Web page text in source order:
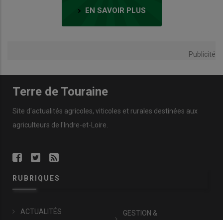
EN SAVOIR PLUS
Publicité
Terre de Touraine
Site d'actualités agricoles, viticoles et rurales destinées aux
agriculteurs de l'Indre-et-Loire.
RUBRIQUES
ACTUALITÉS
GESTION &